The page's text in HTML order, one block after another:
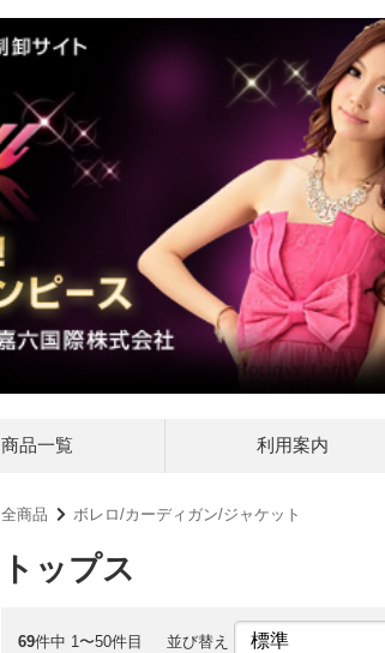
商品一覧 利用案内
全商品 ボレロ/カーディガン/ジャケット
トップス
69件中 1〜50件目 並び替え